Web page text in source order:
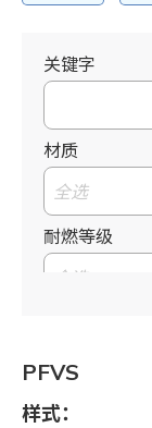
关键字
材质
全选
耐燃等级
全选
全选
长 L mm / inch
PFVS
样式：